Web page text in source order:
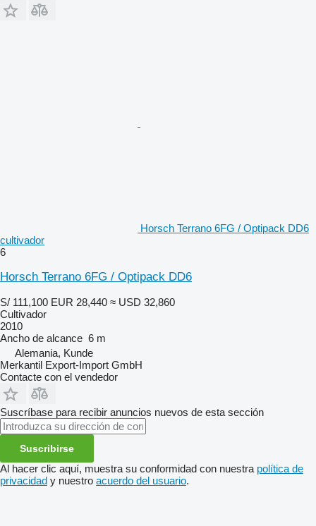
Horsch Terrano 6FG / Optipack DD6
cultivador
6
Horsch Terrano 6FG / Optipack DD6
S/ 111,100 EUR 28,440 ≈ USD 32,860
Cultivador
2010
Ancho de alcance 6 m
Alemania, Kunde
Merkantil Export-Import GmbH
Contacte con el vendedor
Suscríbase para recibir anuncios nuevos de esta sección
Suscribirse
Al hacer clic aquí, muestra su conformidad con nuestra política de
privacidad y nuestro acuerdo del usuario.